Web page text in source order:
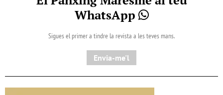
WhatsApp
Sigues el primer a tindre la revista a les teves mans.
Envia-me'l